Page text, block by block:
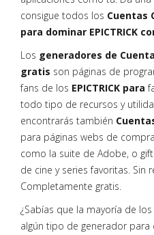
consigue todos los Cuentas
para dominar EPICTRICK
Los generadores de
gratis son páginas de
fans de los EPICTRICK para
todo tipo de recursos y
encontrarás también
para páginas webs de
como la suite de Adobe, o
de cine y series favoritas. Sin
Completamente gratis.
¿Sabías que la mayoría de
algún tipo de generador para